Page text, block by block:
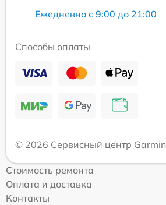
Ежедневно с 9:00 до 21:00
Способы оплаты
© 2026 Сервисный центр Garmin
Стоимость ремонта
Оплата и доставка
Контакты